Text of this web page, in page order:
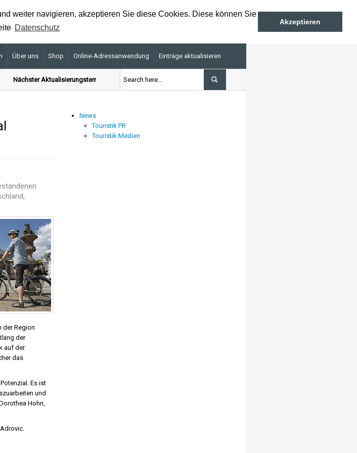
weiter navigieren, akzeptieren Sie diese Cookies. Diese können Sie
Datenschutz
Akzeptieren
Über uns Shop Online-Adressanwendung Einträge aktualisieren
Nächster Aktualisierungstermin für Premiumkunden: 15. Oktober 2026
der Region
der
auf der
das
Es ist
und
Hohn,
News
Touristik PR
Touristik Medien